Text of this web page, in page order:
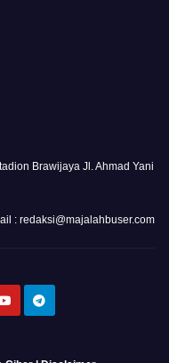
Brawijaya Jl. Ahmad Yani
: redaksi@majalahbuser.com